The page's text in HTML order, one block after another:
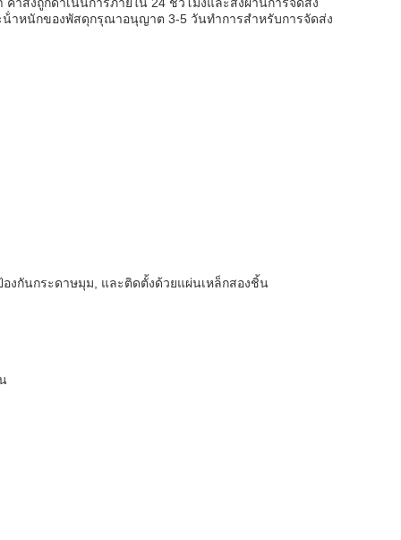
าหนักของพัสดุกรุณาอนุญาต 3-5 วันทําการสําหรับการจัดส่ง
งกันกระดาษมุม, และติดตั้งด้วยแผ่นเหล็กสองชิ้น